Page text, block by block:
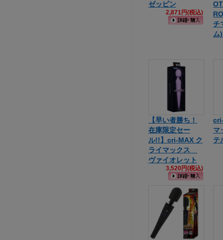
ゼッピン
2,871円(税込)
チ
ム
【早い者勝ち！
在庫限定セー
ル!!】cri-MAX ク
ライマックス
ヴァイオレット
3,520円(税込)
マ
テ